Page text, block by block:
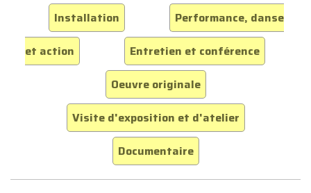
Installation
Performance, danse
et action
Entretien et conférence
Oeuvre originale
Visite d'exposition et d'atelier
Documentaire